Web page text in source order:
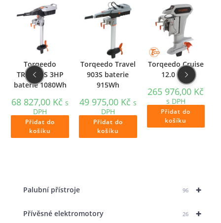
Torqeedo
TRAVEL S 3HP
baterie 1080Wh
68 827,00 Kč s
DPH
Přidat do
košíku
Torqeedo Travel
903S baterie
915Wh
49 975,00 Kč s
DPH
Přidat do
košíku
Torqeedo Cruise
12.0 RXL
265 976,00 Kč
s DPH
Přidat do
košíku
+
Palubní přístroje 96
+
Přívěsné elektromotory 26